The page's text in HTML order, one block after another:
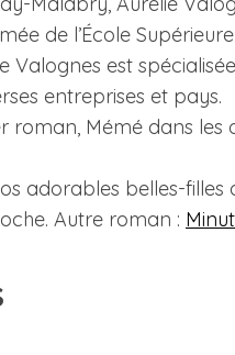
de l’École
Valognes est
entreprises et pays.
roman, Mémé dans les
adorables belles-filles
Autre roman :